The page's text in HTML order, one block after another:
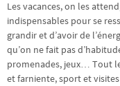
Les vacances, on les
indispensables pour se
grandir et d’avoir de
qu’on ne fait pas
promenades, jeux… Tout
et farniente, sport et